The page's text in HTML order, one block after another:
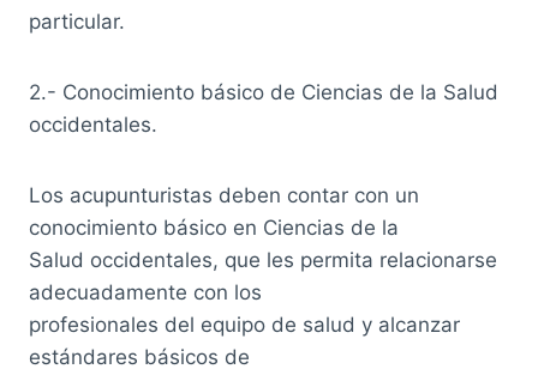
particular.
2.- Conocimiento básico de Ciencias de la Salud
occidentales.
Los acupunturistas deben contar con un
conocimiento básico en Ciencias de la
Salud occidentales, que les permita relacionarse
adecuadamente con los
profesionales del equipo de salud y alcanzar
estándares básicos de